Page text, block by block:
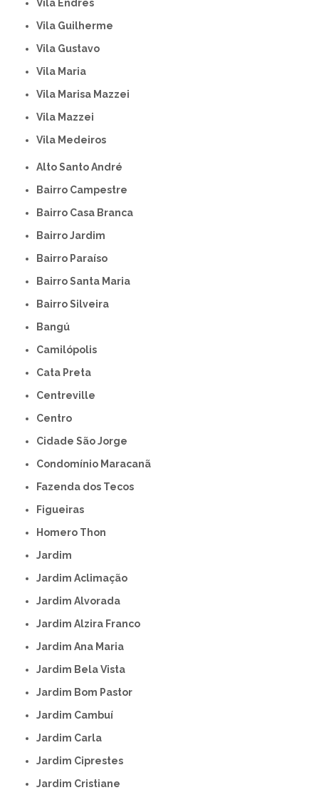
Vila Endres
Vila Guilherme
Vila Gustavo
Vila Maria
Vila Marisa Mazzei
Vila Mazzei
Vila Medeiros
Alto Santo André
Bairro Campestre
Bairro Casa Branca
Bairro Jardim
Bairro Paraíso
Bairro Santa Maria
Bairro Silveira
Bangú
Camilópolis
Cata Preta
Centreville
Centro
Cidade São Jorge
Condomínio Maracanã
Fazenda dos Tecos
Figueiras
Homero Thon
Jardim
Jardim Aclimação
Jardim Alvorada
Jardim Alzira Franco
Jardim Ana Maria
Jardim Bela Vista
Jardim Bom Pastor
Jardim Cambuí
Jardim Carla
Jardim Ciprestes
Jardim Cristiane